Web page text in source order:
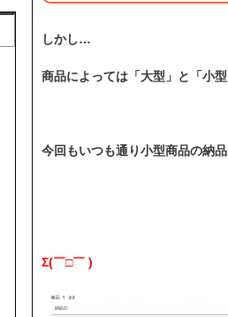
しかし…
商品によっては「大型」と「小
今回もいつも通り小型商品の納
Σ(￣□￣ )